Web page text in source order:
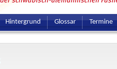
Hintergrund Glossar Termine